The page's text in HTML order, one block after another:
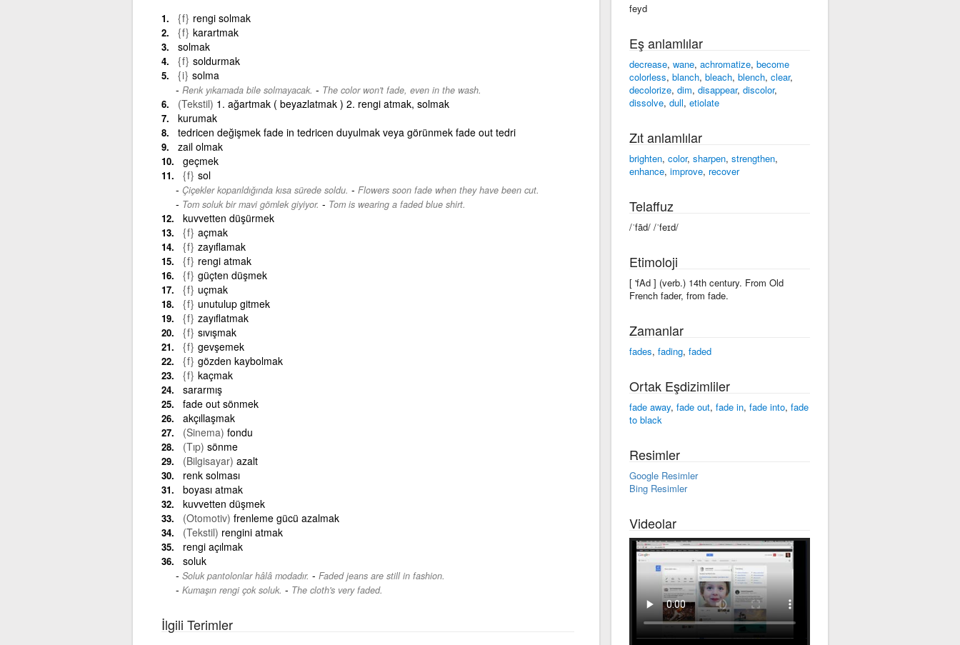
{f} rengi solmak
{f} karartmak
solmak
{f} soldurmak
{i} solma
Renk yıkamada bile solmayacak. - The color won't fade, even in the wash.
(Tekstil) 1. ağartmak ( beyazlatmak ) 2. rengi atmak, solmak
kurumak
tedricen değişmek fade in tedricen duyulmak veya görünmek fade out tedri
zail olmak
geçmek
{f} sol
Çiçekler koparıldığında kısa sürede soldu. - Flowers soon fade when they have been cut.
Tom soluk bir mavi gömlek giyiyor. - Tom is wearing a faded blue shirt.
kuvvetten düşürmek
{f} açmak
{f} zayıflamak
{f} rengi atmak
{f} güçten düşmek
{f} uçmak
{f} unutulup gitmek
{f} zayıflatmak
{f} sıvışmak
{f} gevşemek
{f} gözden kaybolmak
{f} kaçmak
sararmış
fade out sönmek
akçıllaşmak
(Sinema) fondu
(Tıp) sönme
(Bilgisayar) azalt
renk solması
boyası atmak
kuvvetten düşmek
(Otomotiv) frenleme gücü azalmak
(Tekstil) rengini atmak
rengi açılmak
soluk
Soluk pantolonlar hâlâ modadır. - Faded jeans are still in fashion.
Kumaşın rengi çok soluk. - The cloth's very faded.
İlgili Terimler
feyd
Eş anlamlılar
decrease, wane, achromatize, become
colorless, blanch, bleach, blench, clear,
decolorize, dim, disappear, discolor,
dissolve, dull, etiolate
Zıt anlamlılar
brighten, color, sharpen, strengthen,
enhance, improve, recover
Telaffuz
/ˈfād/ /ˈfeɪd/
Etimoloji
[ 'fAd ] (verb.) 14th century. From Old
French fader, from fade.
Zamanlar
fades, fading, faded
Ortak Eşdizimliler
fade away, fade out, fade in, fade into, fade
to black
Resimler
Google Resimler
Bing Resimler
Videolar